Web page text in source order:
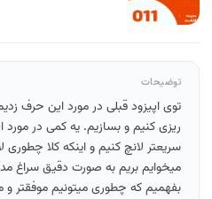
توضیحات
ریزی کنیم و بسازیم. یه کمی در
سریعتر لانچ کنیم و اینکه کلا چطوری
میخوایم بریم به صورت دقیق سراغ
بفهمیم که چطوری میتونیم موفقتر و